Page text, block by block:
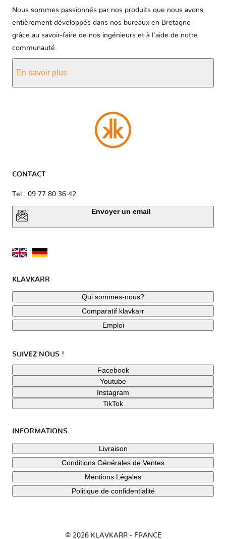
Nous sommes passionnés par nos produits que nous avons
entièrement développés dans nos bureaux en Bretagne
grâce au savoir-faire de nos ingénieurs et à l'aide de notre
communauté.
En savoir plus
CONTACT
Tel : 09 77 80 36 42
Envoyer un email
KLAVKARR
Qui sommes-nous?
Comparatif klavkarr
Emploi
SUIVEZ NOUS !
Facebook
Youtube
Instagram
TikTok
INFORMATIONS
Livraison
Conditions Générales de Ventes
Mentions Légales
Politique de confidentialité
© 2026 KLAVKARR - FRANCE